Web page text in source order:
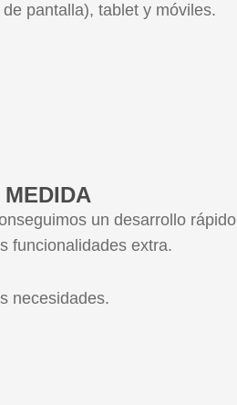
pantalla), tablet y móviles.
un desarrollo rápido
funcionalidades extra.
necesidades.